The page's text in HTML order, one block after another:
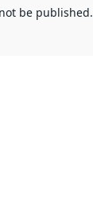
be published.